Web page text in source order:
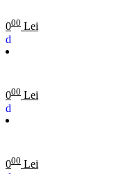
000 Lei
000 Lei
000 Lei